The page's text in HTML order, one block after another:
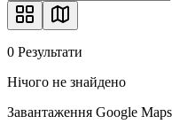
0 Результати
Нічого не знайдено
Завантаження Google